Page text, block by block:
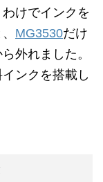
けでインクを
MG3530だけ
外れました。
ンクを搭載し